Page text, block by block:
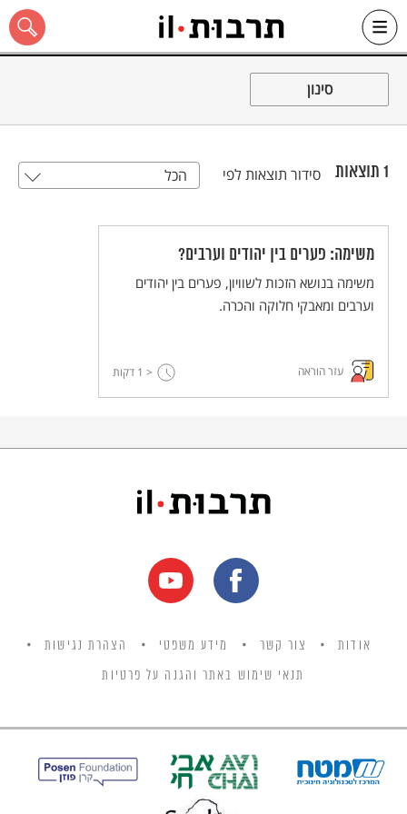
Skip
כל האתר
סינון
1 תוצאות סידור תוצאות לפי הכל
משימה: פערים בין יהודים וערבים?
משימה בנושא הזכות לשוויון, פערים בין יהודים
וערבים ומאבקי חלוקה והכרה.
עזר הוראה < 1 דקות
אודות צור קשר מידע משפטי הצהרת נגישות
תנאי שימוש באתר והגנה על פרטיות